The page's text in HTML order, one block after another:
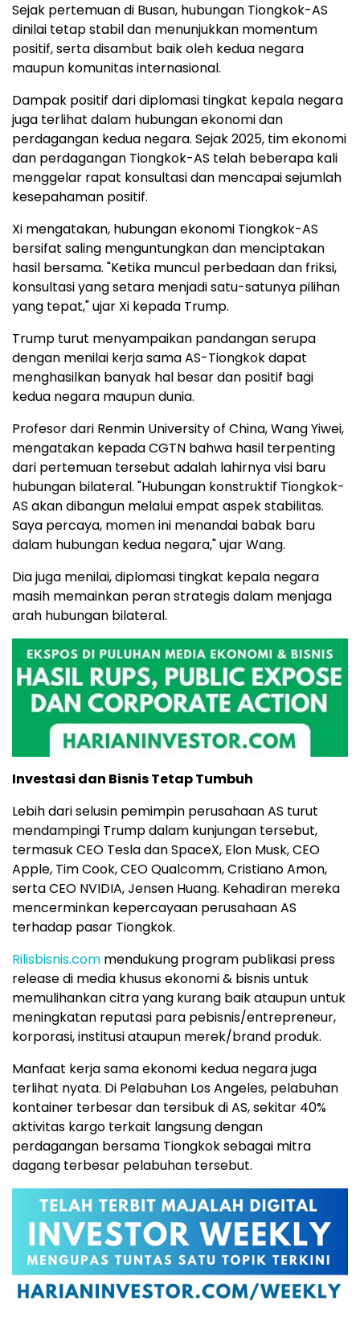
Sejak pertemuan di Busan, hubungan Tiongkok-AS
dinilai tetap stabil dan menunjukkan momentum
positif, serta disambut baik oleh kedua negara
maupun komunitas internasional.
Dampak positif dari diplomasi tingkat kepala negara
juga terlihat dalam hubungan ekonomi dan
perdagangan kedua negara. Sejak 2025, tim ekonomi
dan perdagangan Tiongkok-AS telah beberapa kali
menggelar rapat konsultasi dan mencapai sejumlah
kesepahaman positif.
Xi mengatakan, hubungan ekonomi Tiongkok-AS
bersifat saling menguntungkan dan menciptakan
hasil bersama. "Ketika muncul perbedaan dan friksi,
konsultasi yang setara menjadi satu-satunya pilihan
yang tepat," ujar Xi kepada Trump.
Trump turut menyampaikan pandangan serupa
dengan menilai kerja sama AS-Tiongkok dapat
menghasilkan banyak hal besar dan positif bagi
kedua negara maupun dunia.
Profesor dari Renmin University of China, Wang Yiwei,
mengatakan kepada CGTN bahwa hasil terpenting
dari pertemuan tersebut adalah lahirnya visi baru
hubungan bilateral. "Hubungan konstruktif Tiongkok-
AS akan dibangun melalui empat aspek stabilitas.
Saya percaya, momen ini menandai babak baru
dalam hubungan kedua negara," ujar Wang.
Dia juga menilai, diplomasi tingkat kepala negara
masih memainkan peran strategis dalam menjaga
arah hubungan bilateral.
Investasi dan Bisnis Tetap Tumbuh
Lebih dari selusin pemimpin perusahaan AS turut
mendampingi Trump dalam kunjungan tersebut,
termasuk CEO Tesla dan SpaceX, Elon Musk, CEO
Apple, Tim Cook, CEO Qualcomm, Cristiano Amon,
serta CEO NVIDIA, Jensen Huang. Kehadiran mereka
mencerminkan kepercayaan perusahaan AS
terhadap pasar Tiongkok.
Rilisbisnis.com mendukung program publikasi press
release di media khusus ekonomi & bisnis untuk
memulihankan citra yang kurang baik ataupun untuk
meningkatan reputasi para pebisnis/entrepreneur,
korporasi, institusi ataupun merek/brand produk.
Manfaat kerja sama ekonomi kedua negara juga
terlihat nyata. Di Pelabuhan Los Angeles, pelabuhan
kontainer terbesar dan tersibuk di AS, sekitar 40%
aktivitas kargo terkait langsung dengan
perdagangan bersama Tiongkok sebagai mitra
dagang terbesar pelabuhan tersebut.